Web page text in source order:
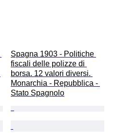
Spagna 1903 - Politiche
fiscali delle polizze di
borsa. 12 valori diversi.
Monarchia - Repubblica -
Stato Spagnolo